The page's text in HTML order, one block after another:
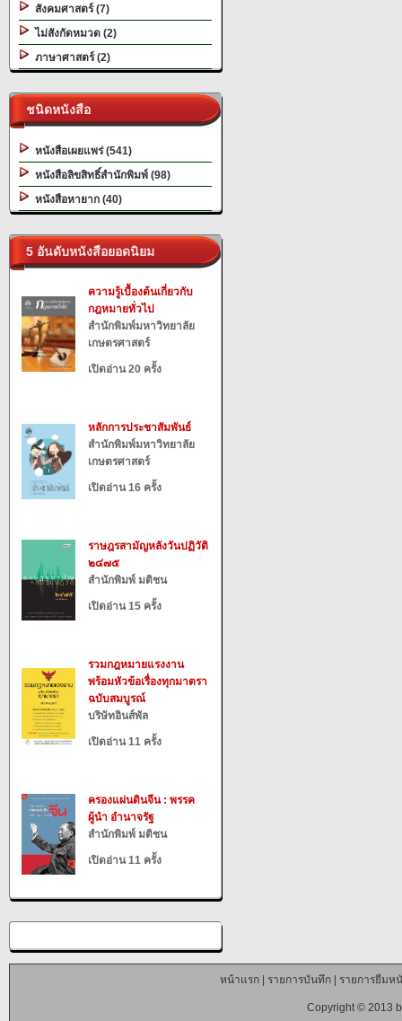
สังคมศาสตร์ (7)
ไม่สังกัดหมวด (2)
ภาษาศาสตร์ (2)
ชนิดหนังสือ
หนังสือเผยแพร่ (541)
หนังสือลิขสิทธิ์สำนักพิมพ์ (98)
หนังสือหายาก (40)
5 อันดับหนังสือยอดนิยม
ความรู้เบื้องต้นเกี่ยวกับ
กฎหมายทั่วไป
สำนักพิมพ์มหาวิทยาลัย
เกษตรศาสตร์
เปิดอ่าน 20 ครั้ง
หลักการประชาสัมพันธ์
สำนักพิมพ์มหาวิทยาลัย
เกษตรศาสตร์
เปิดอ่าน 16 ครั้ง
ราษฎรสามัญหลังวันปฏิวัติ
๒๔๗๕
สำนักพิมพ์ มติชน
เปิดอ่าน 15 ครั้ง
รวมกฎหมายแรงงาน
พร้อมหัวข้อเรื่องทุกมาตรา
ฉบับสมบูรณ์
บริษัทอินส์พัล
เปิดอ่าน 11 ครั้ง
ครองแผ่นดินจีน : พรรค
ผู้นำ อำนาจรัฐ
สำนักพิมพ์ มติชน
เปิดอ่าน 11 ครั้ง
หน้าแรก| รายการบันทึก| รายการยืมห
Copyright © 2013